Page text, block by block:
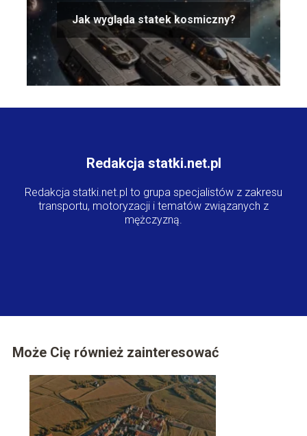
Jak wygląda statek kosmiczny?
Redakcja statki.net.pl
Redakcja statki.net.pl to grupa specjalistów z zakresu
transportu, motoryzacji i tematów związanych z
mężczyzną.
Może Cię również zainteresować